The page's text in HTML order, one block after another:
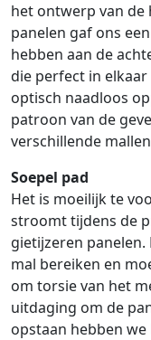
het ontwerp van
panelen gaf ons
hebben aan de
die perfect in
optisch naadloos
patroon van de
verschillende
Soepel pad
Het is moeilijk te
stroomt tijdens de
gietijzeren
mal bereiken en
om torsie van het
uitdaging om de
opstaan hebben